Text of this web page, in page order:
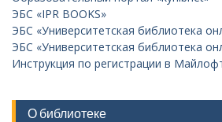
ЭБС «IPR BOOKS»
ЭБС «Университетская библиотека
ЭБС «Университетская библиотека
Инструкция по регистрации в
О библиотеке